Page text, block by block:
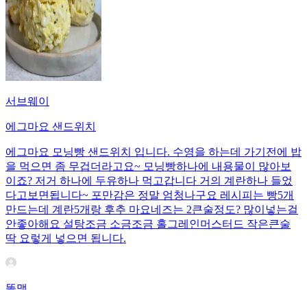
서브웨이
에그마요 샌드위치
에그마요 모닝빵 샌드위치 입니다. 수영을 하는데 가기전에 밥
을 먹으면 좀 무겁더라고요~ 모닝빵하나에 내용물이 많아보
이죠? 저거 하나에 두유하나 먹고갑니다 거의 계란하나 들었
다고보면됩니다~ 포만감은 정말 엄청나구요 레시피는 빵5개
만드는데 계란5개랑 후추 마요네즈는 2큰술정도? 많이넣는걸
안좋아해요 설탕조금 소금조금 홀그레인머스터드 작은큰술
딱 요렇게 넣으면 됩니다.